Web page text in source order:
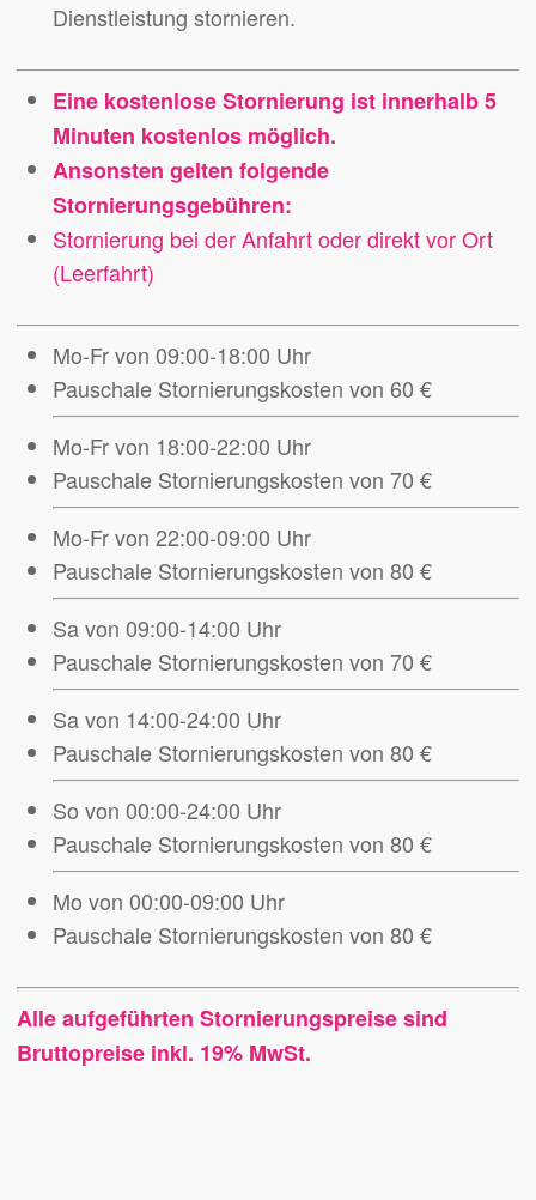
Dienstleistung stornieren.
Eine kostenlose Stornierung ist innerhalb 5
Minuten kostenlos möglich.
Ansonsten gelten folgende
Stornierungsgebühren:
Stornierung bei der Anfahrt oder direkt vor Ort
(Leerfahrt)
Mo-Fr von 09:00-18:00 Uhr
Pauschale Stornierungskosten von 60 €
Mo-Fr von 18:00-22:00 Uhr
Pauschale Stornierungskosten von 70 €
Mo-Fr von 22:00-09:00 Uhr
Pauschale Stornierungskosten von 80 €
Sa von 09:00-14:00 Uhr
Pauschale Stornierungskosten von 70 €
Sa von 14:00-24:00 Uhr
Pauschale Stornierungskosten von 80 €
So von 00:00-24:00 Uhr
Pauschale Stornierungskosten von 80 €
Mo von 00:00-09:00 Uhr
Pauschale Stornierungskosten von 80 €
Alle aufgeführten Stornierungspreise sind
Bruttopreise inkl. 19% MwSt.